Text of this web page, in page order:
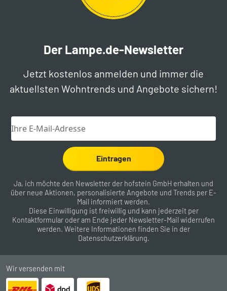
Der Lampe.de-Newsletter
Jetzt kostenlos anmelden und immer die
aktuellsten Wohntrends und Angebote sichern!
Eintragen
Ja, ich möchte den Newsletter der hofstein GmbH erhalten und
über neue Aktionen, personalisierte Angebote und Trends per E-
Mail informiert werden.
Diese Einwilligung ist freiwillig und kann jederzeit per
Kontaktformular oder am Ende jeder Newsletter-Mail widerrufen
werden. Weitere Informationen finden Sie in der
Datenschutzerklärung.
Wir versenden mit